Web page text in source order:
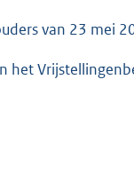
van 23 mei
het